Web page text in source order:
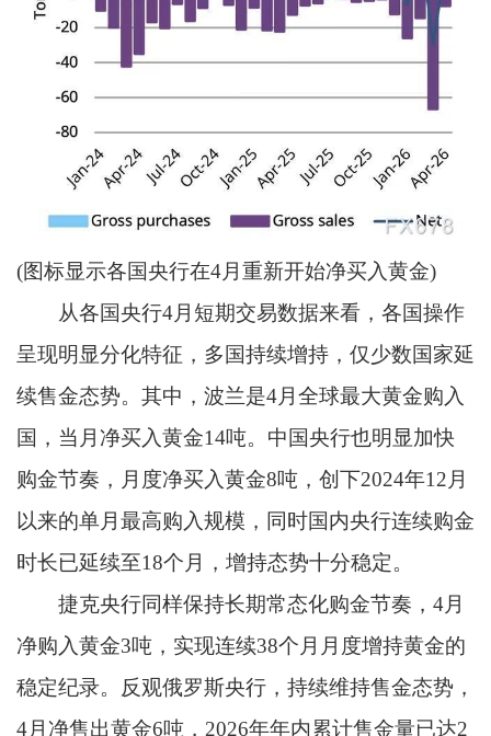
(图标显示各国央行在4月重新开始净买入黄金)
从各国央行4月短期交易数据来看，各国操作
呈现明显分化特征，多国持续增持，仅少数国家延
续售金态势。其中，波兰是4月全球最大黄金购入
国，当月净买入黄金14吨。中国央行也明显加快
购金节奏，月度净买入黄金8吨，创下2024年12月
以来的单月最高购入规模，同时国内央行连续购金
时长已延续至18个月，增持态势十分稳定。
捷克央行同样保持长期常态化购金节奏，4月
净购入黄金3吨，实现连续38个月月度增持黄金的
稳定纪录。反观俄罗斯央行，持续维持售金态势，
4月净售出黄金6吨，2026年年内累计售金量已达2